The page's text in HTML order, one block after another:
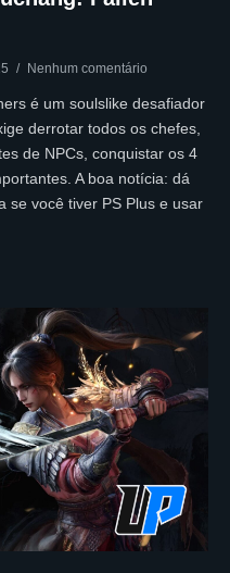
Nenhum comentário
é um soulslike desafiador
derrotar todos os chefes,
de NPCs, conquistar os 4
A boa notícia: dá
se você tiver PS Plus e usar